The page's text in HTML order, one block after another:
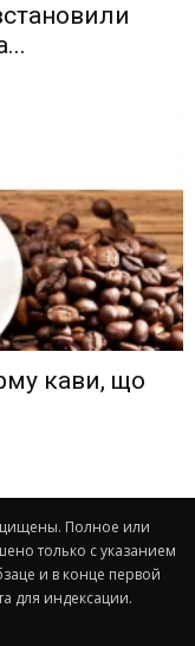
кави, що
Полное или
только с указанием
и в конце первой
для индексации.